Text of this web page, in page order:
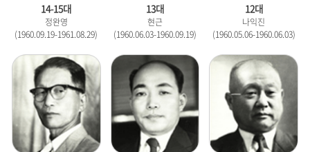
14-15대
정완영
(1960.09.19-1961.08.29)
13대
현근
(1960.06.03-1960.09.19)
12대
나익진
(1960.05.06-1960.06.03)